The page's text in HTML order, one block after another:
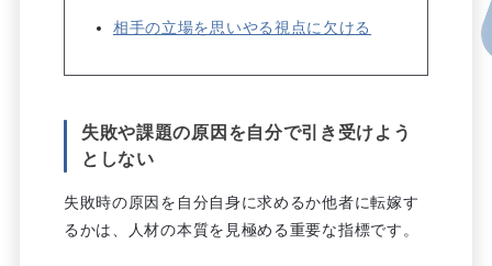
相手の立場を思いやる視点に欠ける
失敗や課題の原因を自分で引き受けよう
としない
失敗時の原因を自分自身に求めるか他者に転嫁す
るかは、人材の本質を見極める重要な指標です。